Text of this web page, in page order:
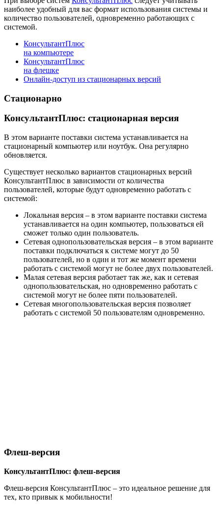
наиболее удобный для вас формат использования системы и
количество пользователей, одновременно работающих с
системой.
КонсультантПлюс
на компьютере
КонсультантПлюс
на флешке
Онлайн-доступ из стационарных версий
Стационарно
КонсультантПлюс: стационарная версия
В этом варианте поставки система устанавливается на
стационарный компьютер или ноутбук. Она регулярно
обновляется.
Существует несколько вариантов стационарных версий
КонсультантПлюс в зависимости от количества
пользователей, которые будут одновременно работать с
системой:
Локальная версия – в этом варианте поставки система
устанавливается на один компьютер, пользоваться ей
сможет только один пользователь.
Сетевая однопользовательская версия – в этом варианте
поставки подключаться к системе могут до 50
пользователей, но в один и тот же момент времени
работать с системой могут не более двух пользователей.
Малая сетевая версия работает так же, как и сетевая
однопользовательская, но одновременно работать с
системой могут не более пяти пользователей.
Сетевая многопользовательская версия позволяет
работать с системой 50 пользователям одновременно.
Флеш-версия
КонсультантПлюс: флеш-версия
Флеш-версия КонсультантПлюс – это идеальное решение для
тех, кто привык к мобильности!